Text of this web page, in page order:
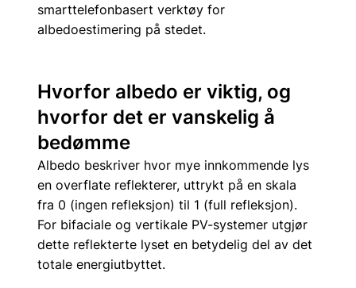
smarttelefonbasert verktøy for
albedoestimering på stedet.
Hvorfor albedo er viktig, og
hvorfor det er vanskelig å
bedømme
Albedo beskriver hvor mye innkommende lys
en overflate reflekterer, uttrykt på en skala
fra 0 (ingen refleksjon) til 1 (full refleksjon).
For bifaciale og vertikale PV-systemer utgjør
dette reflekterte lyset en betydelig del av det
totale energiutbyttet.